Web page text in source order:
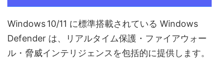
Windows 10/11 に標準搭載されている Windows
Defender は、リアルタイム保護・ファイアウォー
ル・脅威インテリジェンスを包括的に提供します。